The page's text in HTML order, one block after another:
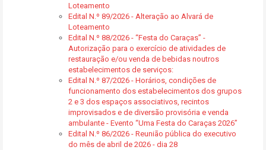
Loteamento
Edital N.º 89/2026 - Alteração ao Alvará de
Loteamento
Edital N.º 88/2026 - “Festa do Caraças” -
Autorização para o exercício de atividades de
restauração e/ou venda de bebidas noutros
estabelecimentos de serviços:
Edital N.º 87/2026 - Horários, condições de
funcionamento dos estabelecimentos dos grupos
2 e 3 dos espaços associativos, recintos
improvisados e de diversão provisória e venda
ambulante - Evento “Uma Festa do Caraças 2026”
Edital N.º 86/2026 - Reunião pública do executivo
do mês de abril de 2026 - dia 28